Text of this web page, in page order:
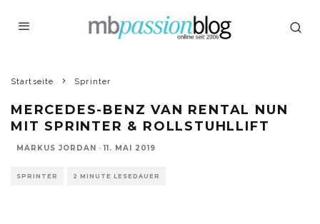
Startseite Sprinter
MERCEDES-BENZ VAN RENTAL NUN
MIT SPRINTER & ROLLSTUHLLIFT
MARKUS JORDAN · 11. MAI 2019
SPRINTER 2 MINUTE LESEDAUER